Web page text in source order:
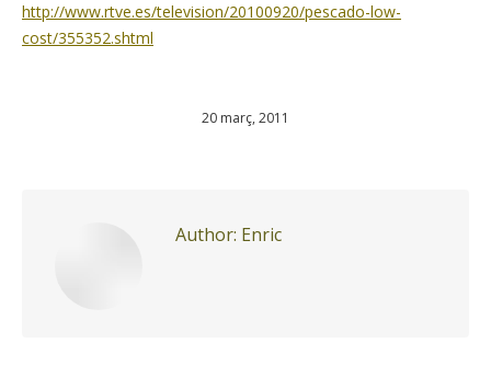
http://www.rtve.es/television/20100920/pescado-low-
cost/355352.shtml
20 març, 2011
Author: Enric